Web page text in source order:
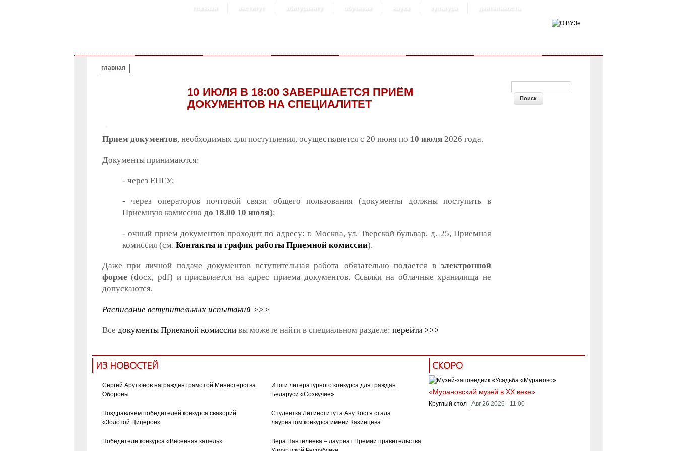
главная институт абитуриенту обучение наука культура деятельность
ВЫ ЗДЕСЬ
главная
10 ИЮЛЯ В 18:00 ЗАВЕРШАЕТСЯ ПРИЁМ
ДОКУМЕНТОВ НА СПЕЦИАЛИТЕТ
Прием документов, необходимых для поступления, осуществляется с 20 июня по 10 июля2026 года.
Документы принимаются:
- через ЕПГУ;
- через операторов почтовой связи общего пользования (документы должны поступить в
Приемную комиссию до 18.00 10 июля);
- очный прием документов проходит по адресу: г. Москва, ул. Тверской бульвар, д. 25, Приемная
комиссия (см. Контакты и график работы Приемной комиссии).
Даже при личной подаче документов вступительная работа обязательно подается вэлектронной
форме (docx, pdf) и присылается на адрес приема документов. Ссылки на облачные хранилища не
допускаются.
Расписание вступительных испытаний >>>
Все документы Приемной комиссиивы можете найти в специальном разделе: перейти >>>
ФОРМА ПОИСКА
ИЗ НОВОСТЕЙ
Сергей Арутюнов награжден грамотой Министерства
Обороны
Итоги литературного конкурса для граждан
Беларуси «Созвучие»
Поздравляем победителей конкурса свазорий
«Золотой Цицерон»
Студентка Литинститута Ану Костя стала
лауреатом конкурса имени Казинцева
Победители конкурса «Весенняя капель»
Вера Пантелеева – лауреат Премии правительства
СКОРО
«Мурановский музей в XX веке»
Круглый стол Авг 26 2026 - 11:00